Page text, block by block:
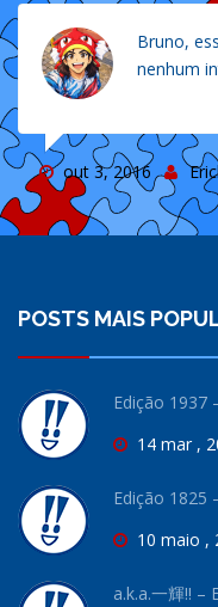
Bruno,
nenhum
out 3, 2016
POSTS MAIS
Edição 1937
14 mar ,
Edição 1825
10 maio ,
a.k.a.一輝!! –